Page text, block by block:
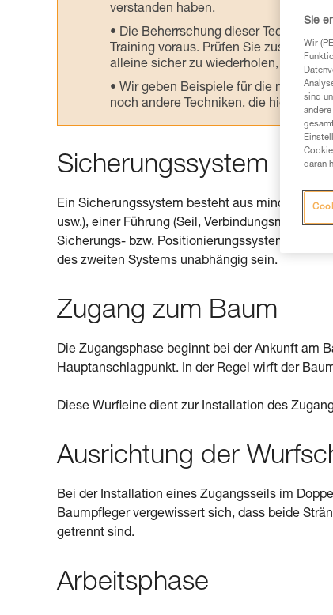
verstanden haben.
Die Beherrschung dieser Techniken
Training voraus. Prüfen Sie
alleine sicher zu wiederholen, bevor
Wir geben Beispiele für die mit Ihrer
noch andere Techniken, die hier nicht
Sicherungssystem
Ein Sicherungssystem besteht aus mindestens
usw.), einer Führung (Seil, Verbindungsmittel),
Sicherungs- bzw. Positionierungssysteme
des zweiten Systems unabhängig sein.
Zugang zum Baum
Die Zugangsphase beginnt bei der Ankunft am
Hauptanschlagpunkt. In der Regel wirft der
Diese Wurfleine dient zur Installation des
Ausrichtung der
Bei der Installation eines Zugangsseils im
Baumpfleger vergewissert sich, dass beide
getrennt sind.
Arbeitsphase
Sie
Wir
sind
daran